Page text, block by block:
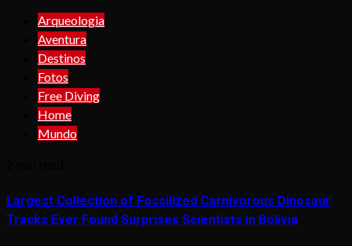
Arqueologia
Aventura
Destinos
Fotos
Free Diving
Home
Mundo
Largest Collection of Fossilized Carnivorous Dinosaur
Tracks Ever Found Surprises Scientists in Bolivia